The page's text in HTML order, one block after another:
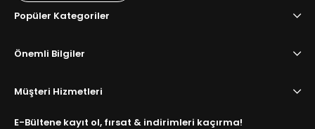
Popüler Kategoriler
Önemli Bilgiler
Müşteri Hizmetleri
E-Bültene kayıt ol, fırsat & indirimleri kaçırma!